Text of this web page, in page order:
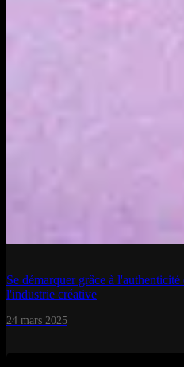
Se démarquer grâce à
l'industrie créative
24 mars 2025